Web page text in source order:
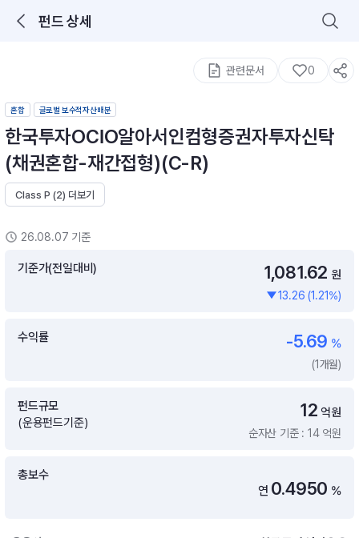
펀드 상세
구성종목 검색
관련문서 0
혼합 글로벌 보수적자산배분
한국투자OCIO알아서인컴형증권자투자신탁
(채권혼합-재간접형)(C-R)
Class P (2) 더보기
26.08.07 기준
기준가(전일대비) 1,081.62 원
13.26 (1.21%)
수익률 -5.69 %
(1개월)
펀드규모
(운용펀드기준)
12 억원
순자산 기준 : 14 억원
총보수
연 0.4950 %
추천 메뉴
ETF 랭킹
월배당 · 모으기 · 포트래빗 관리
월배당 포트
포트래빗 관리
미국 ETF 검색
ETF 비교
연금 ETF 검색
ETF트렌드 ETF 랭킹 · ETF 찾기 · 종목찾기
미국ETF테마
연금 펀드 검색